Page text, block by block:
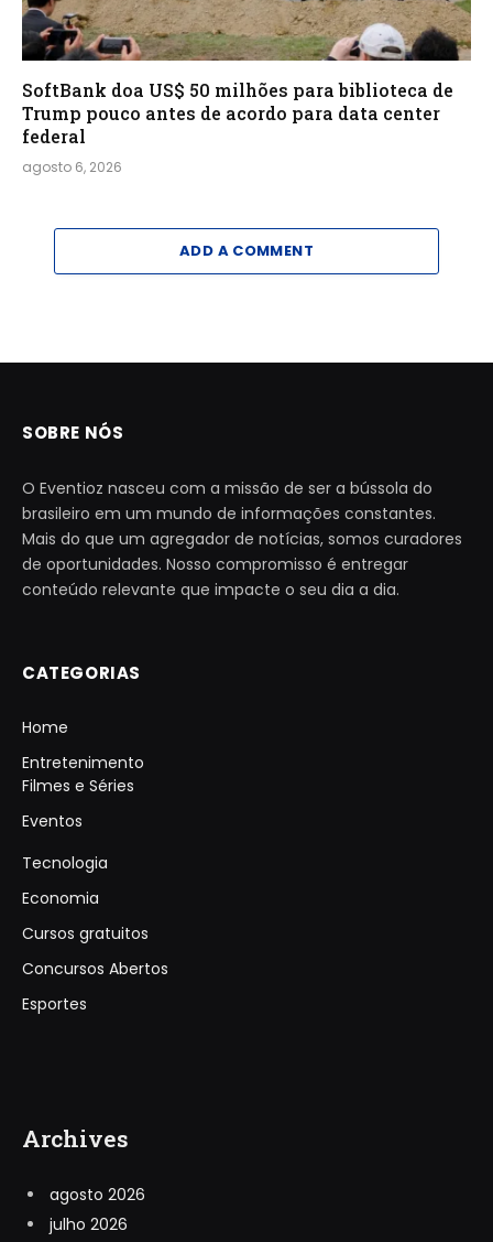
SoftBank doa US$ 50 milhões para biblioteca de
Trump pouco antes de acordo para data center
federal
agosto 6, 2026
ADD A COMMENT
SOBRE NÓS
O Eventioz nasceu com a missão de ser a bússola do
brasileiro em um mundo de informações constantes.
Mais do que um agregador de notícias, somos curadores
de oportunidades. Nosso compromisso é entregar
conteúdo relevante que impacte o seu dia a dia.
CATEGORIAS
Home
Entretenimento
Filmes e Séries
Eventos
Tecnologia
Economia
Cursos gratuitos
Concursos Abertos
Esportes
Archives
agosto 2026
julho 2026